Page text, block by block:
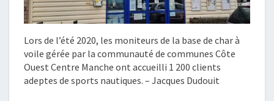
Lors de l’été 2020, les moniteurs de la base de char à
voile gérée par la communauté de communes Côte
Ouest Centre Manche ont accueilli 1 200 clients
adeptes de sports nautiques. – Jacques Dudouit